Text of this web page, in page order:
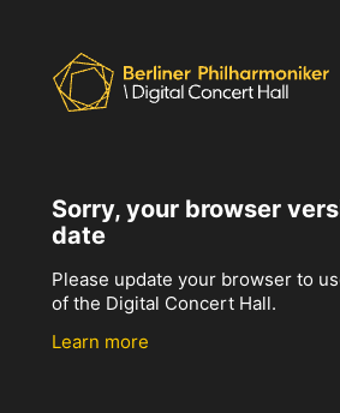
Sorry, your browser
date
Please update your browser to
of the Digital Concert Hall.
Learn more